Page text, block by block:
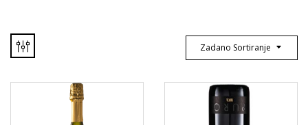
Zadano Sortiranje